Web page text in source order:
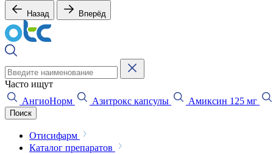
Назад Вперёд
Часто ищут
АнгиоНорм
Азитрокс капсулы Амиксин 125 мг
Поиск
Отисифарм
Каталог препаратов